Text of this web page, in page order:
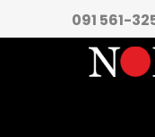
091 561-